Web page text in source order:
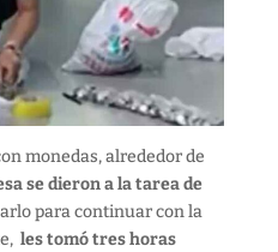
monedas, alrededor de
se dieron a la tarea de
para continuar con la
les tomó tres horas